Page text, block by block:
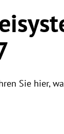
Sie hier,